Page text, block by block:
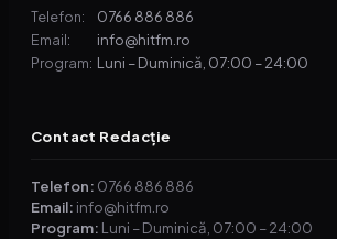
Telefon: 0766 886 886
Email: info@hitfm.ro
Program: Luni – Duminică, 07:00 – 24:00
Contact Redacție
Telefon: 0766 886 886
Email: info@hitfm.ro
Program: Luni – Duminică, 07:00 – 24:00